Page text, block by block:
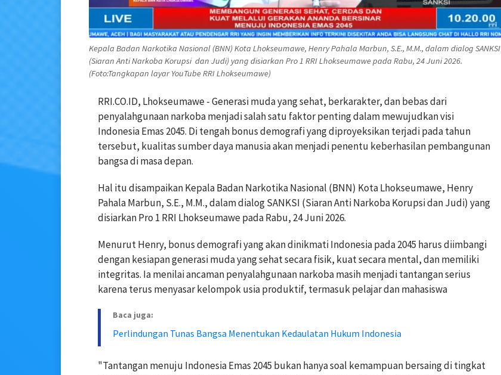
Kepala Badan Narkotika Nasional (BNN) Kota Lhokseumawe, Henry Pahala Marbun, S.E., M.M., dalam dialog SANKSI
(Siaran Anti Narkoba Korupsi dan Judi) yang disiarkan Pro 1 RRI Lhokseumawe pada Rabu, 24 Juni 2026.
(Foto:Tangkapan layar YouTube RRI Lhokseumawe)
RRI.CO.ID, Lhokseumawe - Generasi muda yang sehat, berkarakter, dan bebas dari
penyalahgunaan narkoba menjadi salah satu faktor penting dalam mewujudkan visi
Indonesia Emas 2045. Di tengah bonus demografi yang diproyeksikan terjadi pada tahun
tersebut, kualitas sumber daya manusia akan menjadi penentu keberhasilan pembangunan
bangsa di masa depan.
Hal itu disampaikan Kepala Badan Narkotika Nasional (BNN) Kota Lhokseumawe, Henry
Pahala Marbun, S.E., M.M., dalam dialog SANKSI (Siaran Anti Narkoba Korupsi dan Judi) yang
disiarkan Pro 1 RRI Lhokseumawe pada Rabu, 24 Juni 2026.
Menurut Henry, bonus demografi yang akan dinikmati Indonesia pada 2045 harus diimbangi
dengan kesiapan generasi muda yang sehat secara fisik, kuat secara mental, dan memiliki
integritas. Ia menilai ancaman penyalahgunaan narkoba masih menjadi tantangan serius
karena terus menyasar kelompok usia produktif, termasuk pelajar dan mahasiswa
Baca juga:
Perlindungan Tunas Bangsa Menentukan Kedaulatan Hukum Indonesia
"Tantangan menuju Indonesia Emas 2045 bukan hanya soal kemampuan bersaing di tingkat